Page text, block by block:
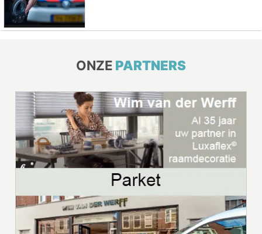
ONZE PARTNERS